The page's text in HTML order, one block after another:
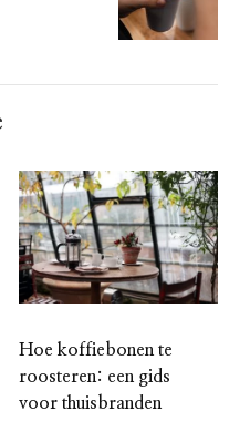
Hoe koffiebonen te
roosteren: een gids
voor thuisbranden